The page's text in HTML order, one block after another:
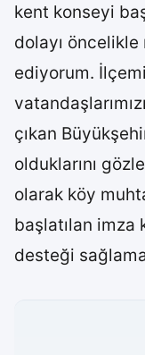
kent konseyi
dolayı öncelikle
ediyorum.
çıkan
olduklarını
olarak köy
başlatılan imza
desteği